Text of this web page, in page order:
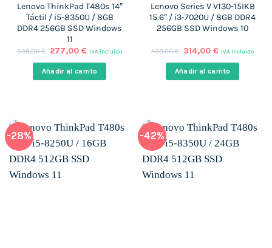
Lenovo ThinkPad T480s 14″
Táctil / i5-8350U / 8GB
DDR4 256GB SSD Windows
11
599,00€ El
original
era:
277,00€El
actual
es:
IVA incluido
Añadir al carrito
Lenovo Series V V130-15IKB
15.6″ / i3-7020U / 8GB DDR4
256GB SSD Windows 10
438,00€ El
original
era:
314,00€El
actual
es:
IVA incluido
Añadir al carrito
-28% -42%